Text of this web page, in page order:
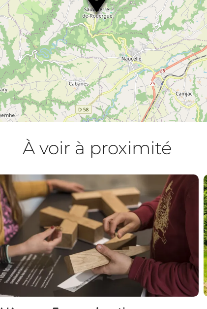
À voir à proximité